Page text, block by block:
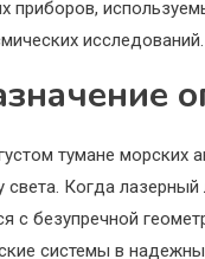
исследований.
тумане морских
Когда
с безупречной
системы в